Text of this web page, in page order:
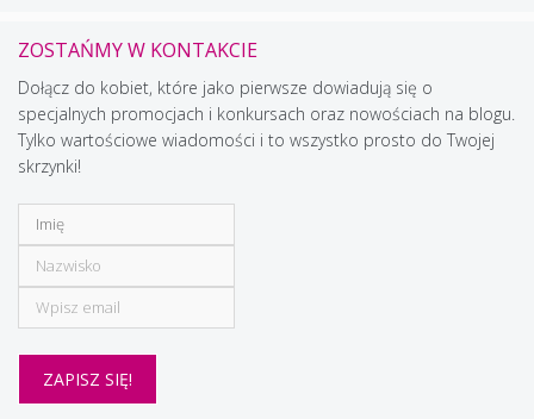
ZOSTAŃMY W KONTAKCIE
Dołącz do kobiet, które jako pierwsze dowiadują się o
specjalnych promocjach i konkursach oraz nowościach na blogu.
Tylko wartościowe wiadomości i to wszystko prosto do Twojej
skrzynki!